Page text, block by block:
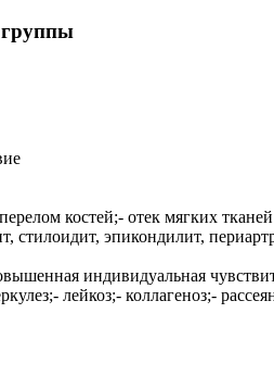
костей;- отек мягких
стилоидит, эпикондилит,
индивидуальная
лейкоз;- коллагеноз;-